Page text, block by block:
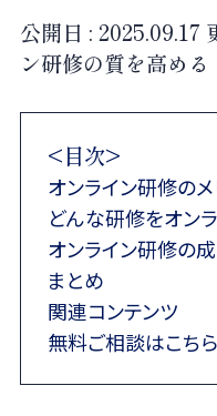
公開日 : 2025.09.17
ン研修の質を高める
<目次>
オンライン研修のメ
どんな研修をオン
オンライン研修の
まとめ
関連コンテンツ
無料ご相談はこち